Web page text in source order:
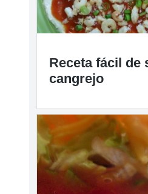
Receta fácil de
cangrejo